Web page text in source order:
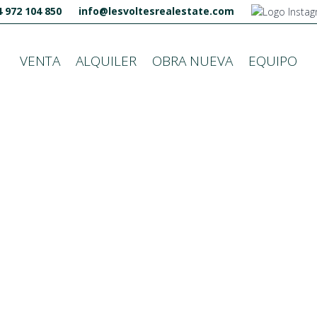
972 104 850 info@lesvoltesrealestate.com
VENTA ALQUILER OBRA NUEVA EQUIPO